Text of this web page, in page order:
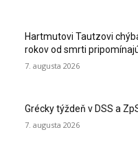
Hartmutovi Tautzovi
rokov od smrti
7. augusta 2026
Grécky týždeň v DSS a
7. augusta 2026